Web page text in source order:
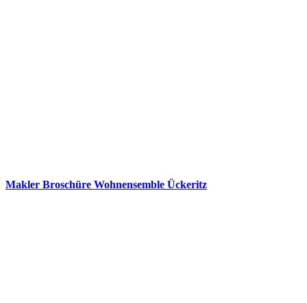
Makler Broschüre Wohnensemble Ückeritz